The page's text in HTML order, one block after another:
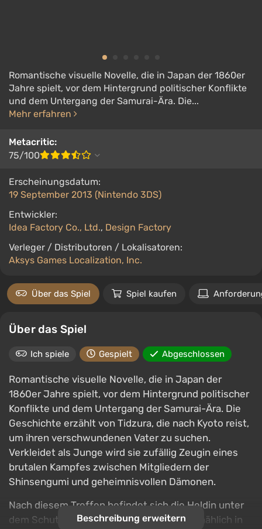
Romantische visuelle Novelle, die in Japan der 1860er
Jahre spielt, vor dem Hintergrund politischer Konflikte
und dem Untergang der Samurai-Ära. Die...
Mehr erfahren
Metacritic:
75/100
Erscheinungsdatum:
19 September 2013 (Nintendo 3DS)
Entwickler:
Idea Factory Co., Ltd., Design Factory
Verleger / Distributoren / Lokalisatoren:
Aksys Games Localization, Inc.
Über das Spiel Spiel kaufen
Über das Spiel
Ich spiele Gespielt Abgeschlossen
Romantische visuelle Novelle, die in Japan der
1860er Jahre spielt, vor dem Hintergrund politischer
Konflikte und dem Untergang der Samurai-Ära. Die
Geschichte erzählt von Tidzura, die nach Kyoto reist,
um ihren verschwundenen Vater zu suchen.
Verkleidet als Junge wird sie zufällig Zeugin eines
brutalen Kampfes zwischen Mitgliedern der
Shinsengumi und geheimnisvollen Dämonen.
Nach diesem Treffen befindet sich die Heldin unter
dem Schutz der Militärpolizei und wird allmählich in
Beschreibung erweitern